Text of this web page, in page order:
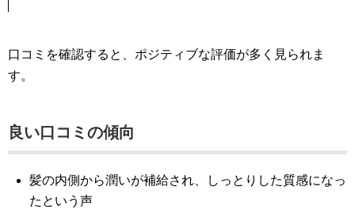
口コミを確認すると、ポジティブな評価が多く見られま
す。
良い口コミの傾向
髪の内側から潤いが補給され、しっとりした質感になっ
たという声